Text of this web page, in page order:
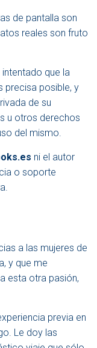
de pantalla son
reales son fruto
que la
precisa posible, y
de su
u otros derechos
del mismo.
ni el autor
o soporte
a las mujeres de
y que me
esta otra pasión,
previa en
Le doy las